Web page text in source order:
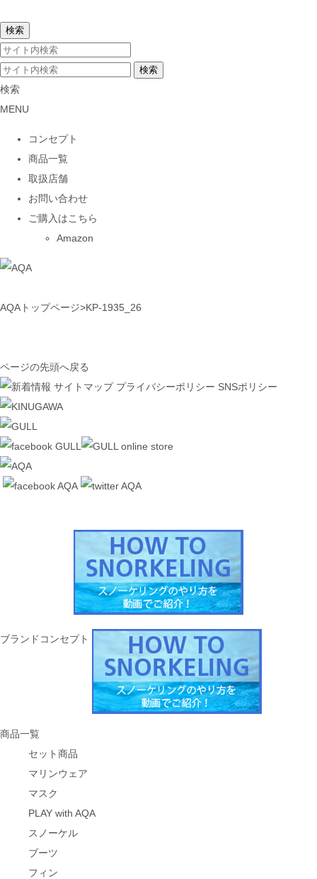
検索
MENU
コンセプト
商品一覧
取扱店舗
お問い合わせ
ご購入はこちら
Amazon
AQAトップページ>KP-1935_26
ページの先頭へ戻る
サイトマップ プライバシーポリシー SNSポリシー
ブランドコンセプト
商品一覧
セット商品
マリンウェア
マスク
PLAY with AQA
スノーケル
ブーツ
フィン